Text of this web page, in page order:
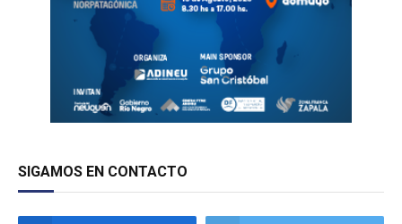
SIGAMOS EN CONTACTO